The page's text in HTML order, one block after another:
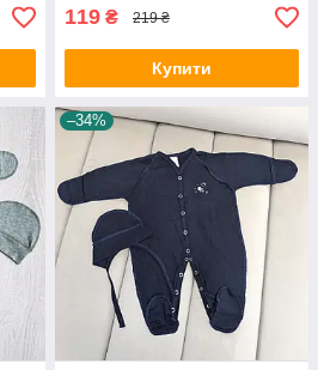
119 ₴ 219 ₴
Купити
–34%